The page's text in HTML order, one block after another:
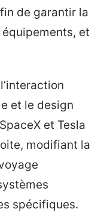
de garantir la
et
et le design
et Tesla
modifiant la
spécifiques.